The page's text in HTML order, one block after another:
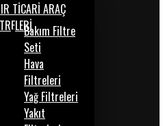
TİCARİ ARAÇ
Bakım Filtre
Seti
Hava
Filtreleri
Yağ Filtreleri
Yakıt